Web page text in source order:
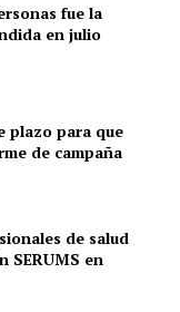
fue la
en julio
plazo para que
de campaña
de salud
SERUMS en